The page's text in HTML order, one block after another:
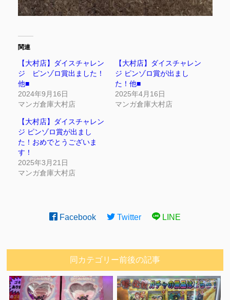
関連
【大村店】ダイスチャレン
ジ ピンゾロ賞出ました！
他■
2024年9月16日
マンガ倉庫大村店
【大村店】ダイスチャレン
ジ ピンゾロ賞が出まし
た！他■
2025年4月16日
マンガ倉庫大村店
【大村店】ダイスチャレン
ジ ピンゾロ賞が出まし
た！おめでとうございま
す！
2025年3月21日
マンガ倉庫大村店
Facebook Twitter LINE
同カテゴリー前後の記事